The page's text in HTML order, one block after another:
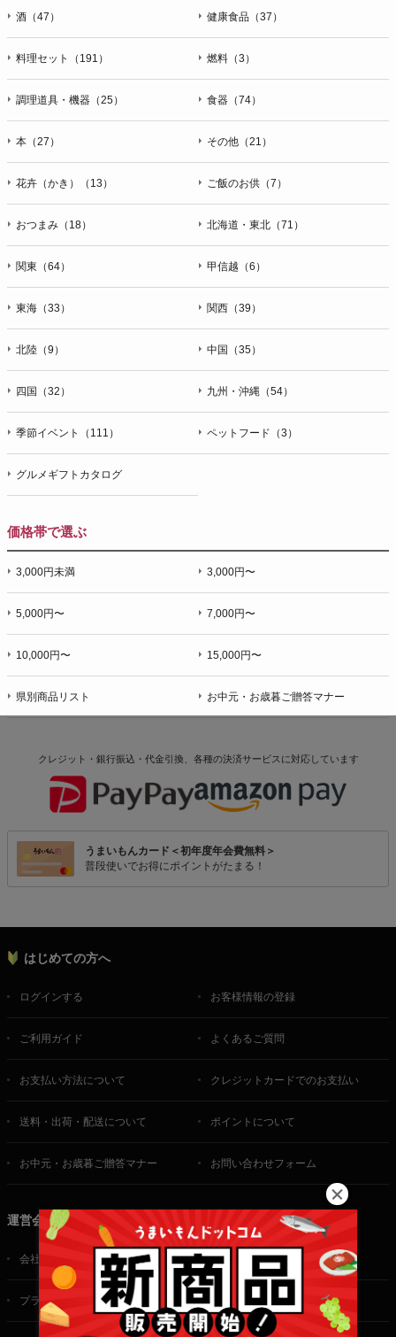
酒（47） 健康食品（37）
料理セット（191） 燃料（3）
調理道具・機器（25） 食器（74）
本（27） その他（21）
花卉（かき）（13） ご飯のお供（7）
おつまみ（18） 北海道・東北（71）
関東（64） 甲信越（6）
東海（33） 関西（39）
北陸（9） 中国（35）
四国（32） 九州・沖縄（54）
季節イベント（111） ペットフード（3）
グルメギフトカタログ
価格帯で選ぶ
3,000円未満 3,000円〜
5,000円〜 7,000円〜
10,000円〜 15,000円〜
県別商品リスト お中元・お歳暮ご贈答マナー
クレジット・銀行振込・代金引換、各種の決済サービスに対応しています
うまいもんカード＜初年度年会費無料＞
普段使いでお得にポイントがたまる！
はじめての方へ
ログインする お客様情報の登録
ご利用ガイド よくあるご質問
お支払い方法について クレジットカードでのお支払い
送料・出荷・配送について ポイントについて
お中元・お歳暮ご贈答マナー お問い合わせフォーム
運営会社
会社概要 ご利用規約
プライバシーポリシー 特定商取引法に基づく表記